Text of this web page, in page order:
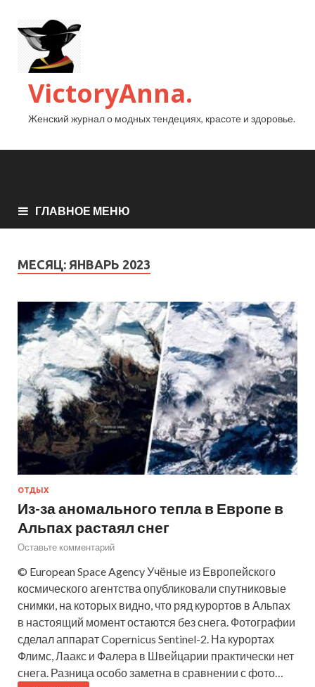
VictoryAnna.
Женский журнал о модных тендециях, красоте и здоровье.
ГЛАВНОЕ МЕНЮ
МЕСЯЦ: ЯНВАРЬ 2023
ОТДЫХ
Из-за аномального тепла в Европе в
Альпах растаял снег
Оставьте комментарий
© European Space Agency Учёные из Европейского
космического агентства опубликовали спутниковые
снимки, на которых видно, что ряд курортов в Альпах
в настоящий момент остаются без снега. Фотографии
сделал аппарат Copernicus Sentinel-2. На курортах
Флимс, Лаакс и Фалера в Швейцарии практически нет
снега. Разница особо заметна в сравнении с фото…